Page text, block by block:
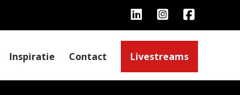
Inspiratie Contact Livestreams